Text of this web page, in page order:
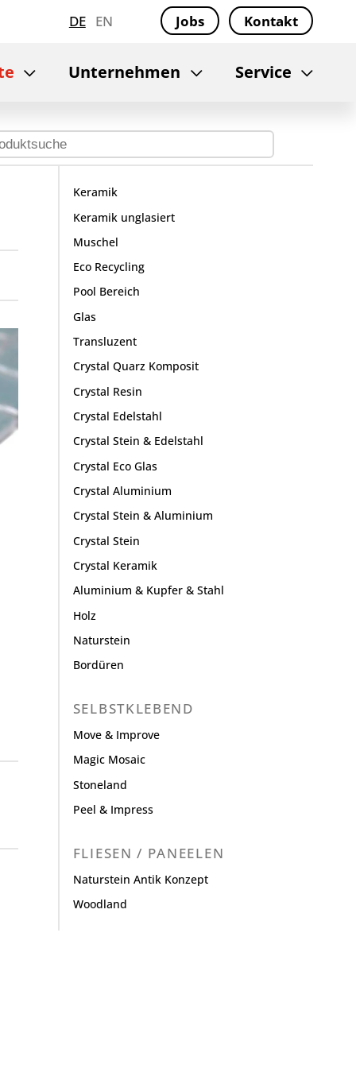
DE EN Jobs Kontakt
Unternehmen Service
Keramik
Keramik unglasiert
Muschel
Eco Recycling
Pool Bereich
Glas
Transluzent
Crystal Quarz Komposit
Crystal Resin
Crystal Edelstahl
Crystal Stein & Edelstahl
Crystal Eco Glas
Crystal Aluminium
Crystal Stein & Aluminium
Crystal Stein
Crystal Keramik
Aluminium & Kupfer & Stahl
Holz
Naturstein
Bordüren
SELBSTKLEBEND
Move & Improve
Magic Mosaic
Stoneland
Peel & Impress
FLIESEN / PANEELEN
Naturstein Antik Konzept
Woodland